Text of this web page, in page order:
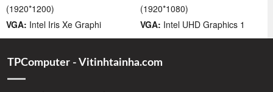
(1920*1200)
VGA: Intel Iris Xe Graphi
(1920*1080)
VGA: Intel UHD Graphics 1
TPComputer - Vitinhtainha.com